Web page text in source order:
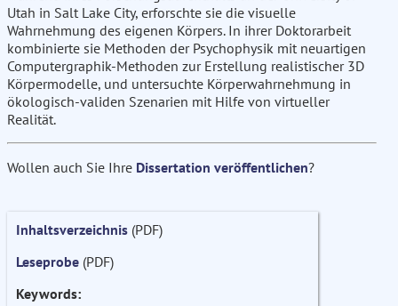
Utah in Salt Lake City, erforschte sie die visuelle
Wahrnehmung des eigenen Körpers. In ihrer Doktorarbeit
kombinierte sie Methoden der Psychophysik mit neuartigen
Computergraphik-Methoden zur Erstellung realistischer 3D
Körpermodelle, und untersuchte Körperwahrnehmung in
ökologisch-validen Szenarien mit Hilfe von virtueller
Realität.
Wollen auch Sie Ihre Dissertation veröffentlichen?
Inhaltsverzeichnis (PDF)
Leseprobe (PDF)
Keywords: